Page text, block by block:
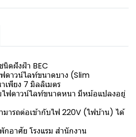
ดฝังฝ้า BEC
ฟดาวน์ไลท์ขนาดบาง (Slim
พียง 7 มิลลิเมตร
ไฟดาวน์ไลท์ขนาดหนา มีหม้อแปลงอยู่
มารถต่อเข้ากับไฟ 220V (ไฟบ้าน) ได้
อาศัย โรงแรม สำนักงาน